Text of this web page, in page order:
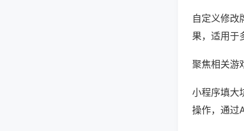
自定义修改
果，适用于
聚焦相关游
小程序填大
操作，通过